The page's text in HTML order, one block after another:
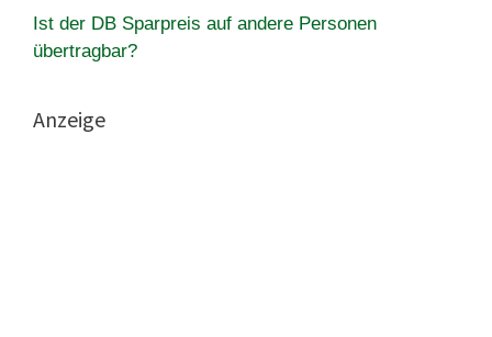
Ist der DB Sparpreis auf andere Personen
übertragbar?
Anzeige